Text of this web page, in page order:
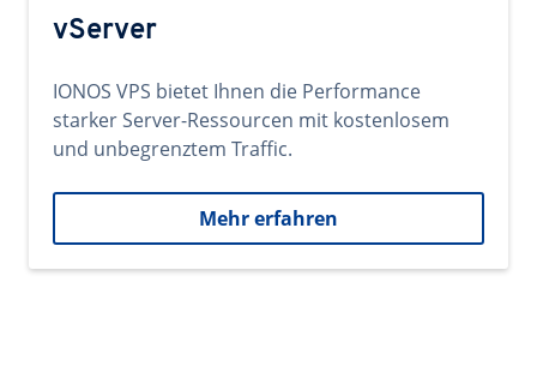
vServer
IONOS VPS bietet Ihnen die Performance
starker Server-Ressourcen mit kostenlosem
und unbegrenztem Traffic.
Mehr erfahren